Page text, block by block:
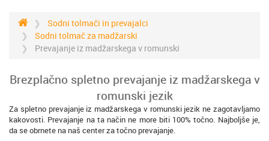
Sodni tolmači in prevajalci
Sodni tolmač za madžarski
Prevajanje iz madžarskega v romunski
Brezplačno spletno prevajanje iz madžarskega v
romunski jezik
Za spletno prevajanje iz madžarskega v romunski jezik ne zagotavljamo
kakovosti. Prevajanje na ta način ne more biti 100% točno. Najboljše je,
da se obrnete na naš center za točno prevajanje.